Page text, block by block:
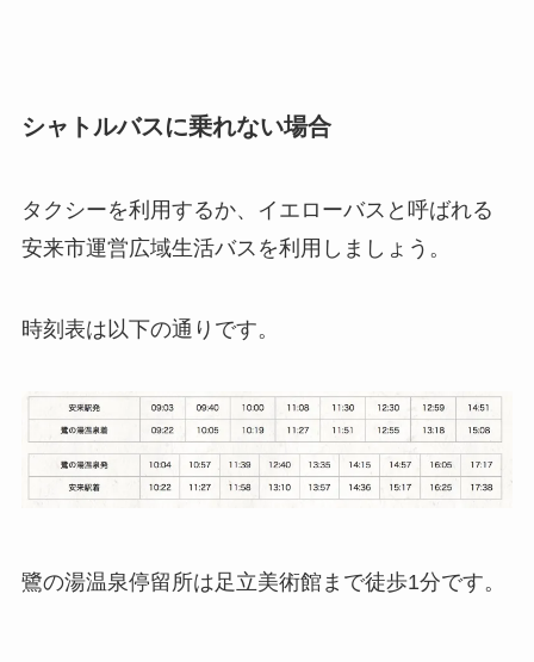
シャトルバスに乗れない場合
タクシーを利用するか、イエローバスと呼ばれる
安来市運営広域生活バスを利用しましょう。
時刻表は以下の通りです。
鷺の湯温泉停留所は足立美術館まで徒歩1分です。